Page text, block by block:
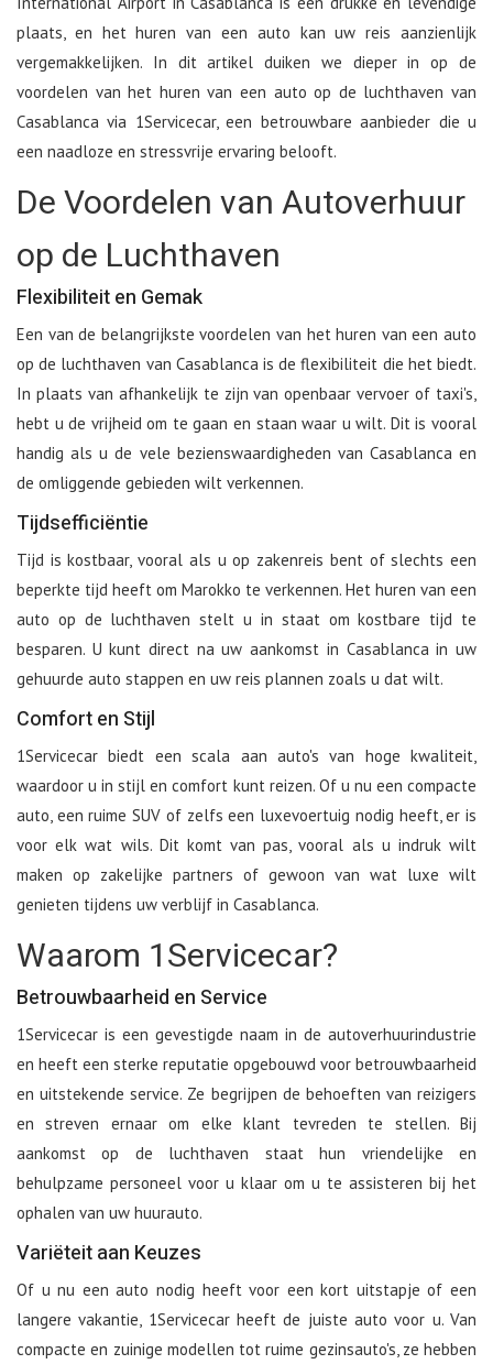
plaats, en het huren van een auto kan uw reis aanzienlijk
vergemakkelijken. In dit artikel duiken we dieper in op de
voordelen van het huren van een auto op de luchthaven van
Casablanca via 1Servicecar, een betrouwbare aanbieder die u
een naadloze en stressvrije ervaring belooft.
De Voordelen van Autoverhuur
op de Luchthaven
Flexibiliteit en Gemak
Een van de belangrijkste voordelen van het huren van een auto
op de luchthaven van Casablanca is de flexibiliteit die het biedt.
In plaats van afhankelijk te zijn van openbaar vervoer of taxi's,
hebt u de vrijheid om te gaan en staan waar u wilt. Dit is vooral
handig als u de vele bezienswaardigheden van Casablanca en
de omliggende gebieden wilt verkennen.
Tijdsefficiëntie
Tijd is kostbaar, vooral als u op zakenreis bent of slechts een
beperkte tijd heeft om Marokko te verkennen. Het huren van een
auto op de luchthaven stelt u in staat om kostbare tijd te
besparen. U kunt direct na uw aankomst in Casablanca in uw
gehuurde auto stappen en uw reis plannen zoals u dat wilt.
Comfort en Stijl
1Servicecar biedt een scala aan auto's van hoge kwaliteit,
waardoor u in stijl en comfort kunt reizen. Of u nu een compacte
auto, een ruime SUV of zelfs een luxevoertuig nodig heeft, er is
voor elk wat wils. Dit komt van pas, vooral als u indruk wilt
maken op zakelijke partners of gewoon van wat luxe wilt
genieten tijdens uw verblijf in Casablanca.
Waarom 1Servicecar?
Betrouwbaarheid en Service
1Servicecar is een gevestigde naam in de autoverhuurindustrie
en heeft een sterke reputatie opgebouwd voor betrouwbaarheid
en uitstekende service. Ze begrijpen de behoeften van reizigers
en streven ernaar om elke klant tevreden te stellen. Bij
aankomst op de luchthaven staat hun vriendelijke en
behulpzame personeel voor u klaar om u te assisteren bij het
ophalen van uw huurauto.
Variëteit aan Keuzes
Of u nu een auto nodig heeft voor een kort uitstapje of een
langere vakantie, 1Servicecar heeft de juiste auto voor u. Van
compacte en zuinige modellen tot ruime gezinsauto's, ze hebben